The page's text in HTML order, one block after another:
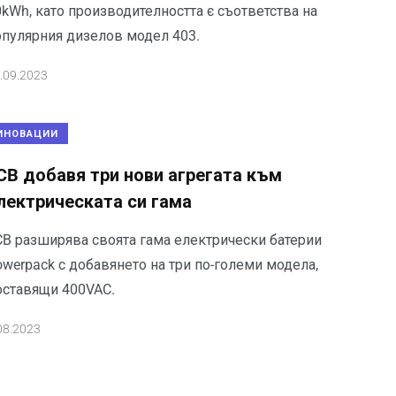
като производителността є съответства на
дизелов модел 403.
добавя три нови агрегата към
си гама
разширява своята гама електрически батерии
с добавянето на три по-големи модела,
400VAC.